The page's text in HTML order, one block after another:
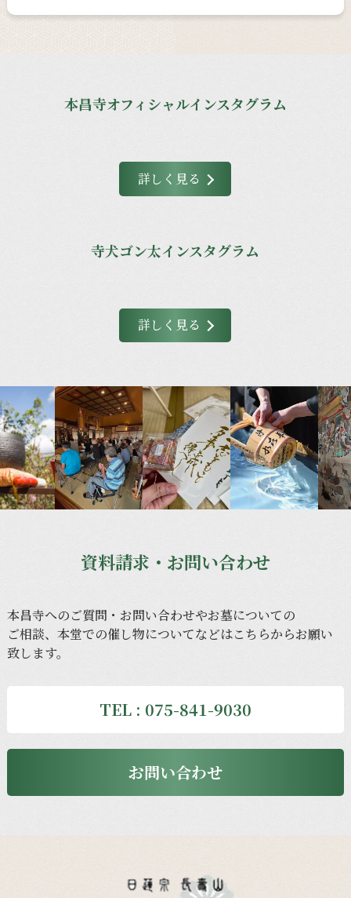
本昌寺オフィシャルインスタグラム
詳しく見る
寺犬ゴン太インスタグラム
詳しく見る
資料請求・お問い合わせ
本昌寺へのご質問・ お問い合わせやお墓についての
ご相談、 本堂での催し物についてなどはこちらからお願い
致します。
TEL : 075-841-9030
お問い合わせ